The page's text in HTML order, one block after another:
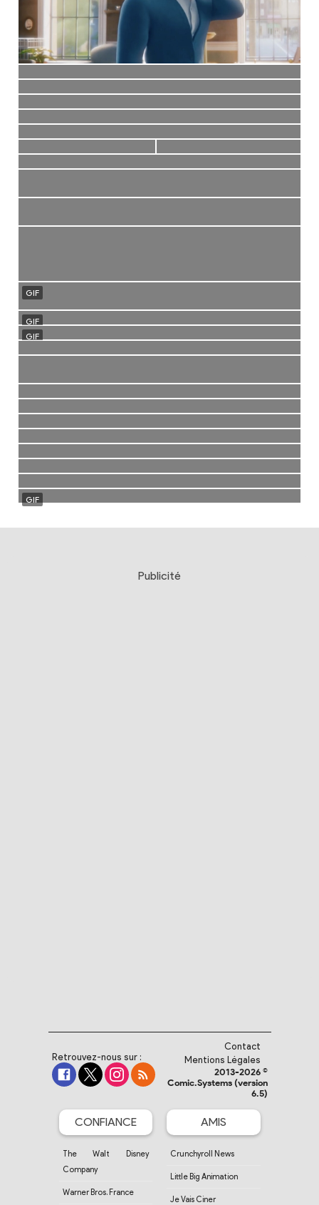
Publicité
Retrouvez-nous sur :
Contact
Mentions Légales
2013-2026 ©
Comic.Systems (version
6.5)
CONFIANCE
The Walt Disney
Company
Warner Bros. France
AMIS
Crunchyroll News
Little Big Animation
Je Vais Ciner